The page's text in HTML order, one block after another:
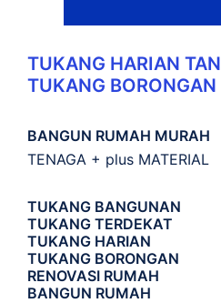
TUKANG HARIAN
TUKANG BORONGAN
BANGUN RUMAH MURAH
TENAGA + plus MATERIAL
TUKANG BANGUNAN
TUKANG TERDEKAT
TUKANG HARIAN
TUKANG BORONGAN
RENOVASI RUMAH
BANGUN RUMAH